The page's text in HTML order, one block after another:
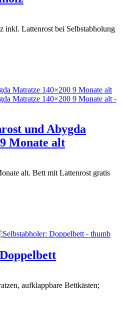
inkl. Lattenrost bei Selbstabholung
und Abygda
Monate alt
alt. Bett mit Lattenrost gratis
aufklappbare Bettkästen;